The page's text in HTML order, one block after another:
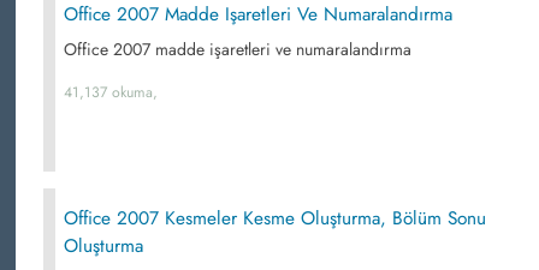
Office 2007 Madde Işaretleri Ve Numaralandırma
Office 2007 madde işaretleri ve numaralandırma
41,137 okuma,
Office 2007 Kesmeler Kesme Oluşturma, Bölüm Sonu
Oluşturma